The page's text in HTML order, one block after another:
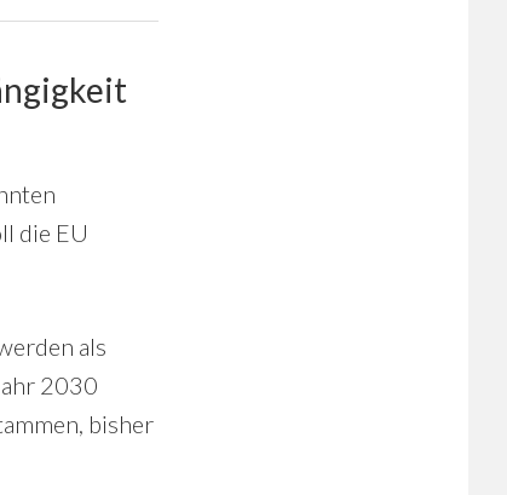
die EU
als
2030
bisher